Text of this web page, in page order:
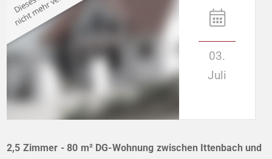
03.
Juli
2,5 Zimmer - 80 m² DG-Wohnung zwischen Ittenbach und